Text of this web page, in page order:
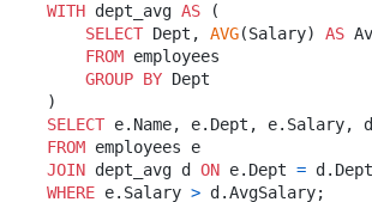
WITH dept_avg AS (
SELECT Dept, AVG(Salary) AS
FROM employees
GROUP BY Dept
SELECT
FROM
JOIN dept_avg d ON e.Dept =
WHERE e.Salary >